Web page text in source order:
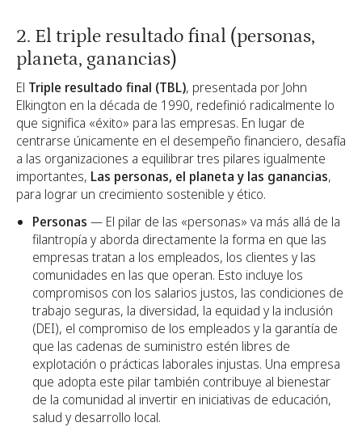
2. El triple resultado final (personas,
planeta, ganancias)
El Triple resultado final (TBL), presentada por John
Elkington en la década de 1990, redefinió radicalmente lo
que significa «éxito» para las empresas. En lugar de
centrarse únicamente en el desempeño financiero, desafía
a las organizaciones a equilibrar tres pilares igualmente
importantes, Las personas, el planeta y las ganancias,
para lograr un crecimiento sostenible y ético.
Personas — El pilar de las «personas» va más allá de la
filantropía y aborda directamente la forma en que las
empresas tratan a los empleados, los clientes y las
comunidades en las que operan. Esto incluye los
compromisos con los salarios justos, las condiciones de
trabajo seguras, la diversidad, la equidad y la inclusión
(DEI), el compromiso de los empleados y la garantía de
que las cadenas de suministro estén libres de
explotación o prácticas laborales injustas. Una empresa
que adopta este pilar también contribuye al bienestar
de la comunidad al invertir en iniciativas de educación,
salud y desarrollo local.